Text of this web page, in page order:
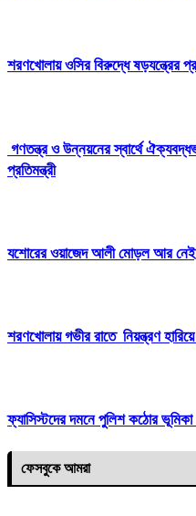
শরণখোলায় ওসির বিরুদ্ধে ষড়যন্ত্রের
গণতন্ত্র ও উন্নয়নের স্বার্থে
প্রতিমন্ত্রী
যশোরের ওয়াজেদ আলী মোড়ল আর নেই
শরণখোলায় গভীর রাতে নিয়ন্ত্রণ হারিয়ে
ফ্যাসিস্টদের দমনে পুলিশ কঠোর
ফেসবুকে আমরা